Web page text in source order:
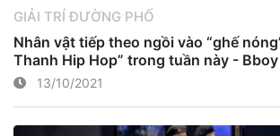
GIẢI TRÍ ĐƯỜNG PHỐ
Nhân vật tiếp theo ngồi vào “ghế
Thanh Hip Hop” trong tuần này -
13/10/2021